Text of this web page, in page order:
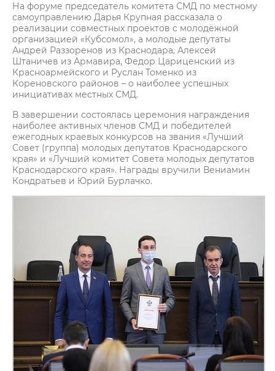
На форуме председатель комитета СМД по местному
самоуправлению Дарья Крупная рассказала о
реализации совместных проектов с молодёжной
организацией «Кубсомол», а молодые депутаты
Андрей Раззоренов из Краснодара, Алексей
Штаничев из Армавира, Федор Цариценский из
Красноармейского и Руслан Томенко из
Кореновского районов – о наиболее успешных
инициативах местных СМД.
В завершении состоялась церемония награждения
наиболее активных членов СМД и победителей
ежегодных краевых конкурсов на звания «Лучший
Совет (группа) молодых депутатов Краснодарского
края» и «Лучший комитет Совета молодых депутатов
Краснодарского края». Награды вручили Вениамин
Кондратьев и Юрий Бурлачко.